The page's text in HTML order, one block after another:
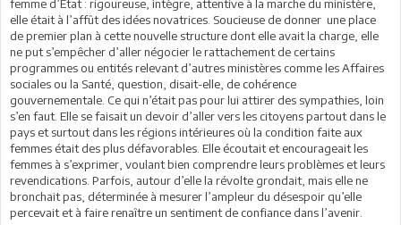
femme d’Etat : rigoureuse, intègre, attentive à la marche du ministère,
elle était à l’affût des idées novatrices. Soucieuse de donner une place
de premier plan à cette nouvelle structure dont elle avait la charge, elle
ne put s’empêcher d’aller négocier le rattachement de certains
programmes ou entités relevant d’autres ministères comme les Affaires
sociales ou la Santé, question, disait-elle, de cohérence
gouvernementale. Ce qui n’était pas pour lui attirer des sympathies, loin
s’en faut. Elle se faisait un devoir d’aller vers les citoyens partout dans le
pays et surtout dans les régions intérieures où la condition faite aux
femmes était des plus défavorables. Elle écoutait et encourageait les
femmes à s’exprimer, voulant bien comprendre leurs problèmes et leurs
revendications. Parfois, autour d’elle la révolte grondait, mais elle ne
bronchait pas, déterminée à mesurer l’ampleur du désespoir qu’elle
percevait et à faire renaître un sentiment de confiance dans l’avenir.